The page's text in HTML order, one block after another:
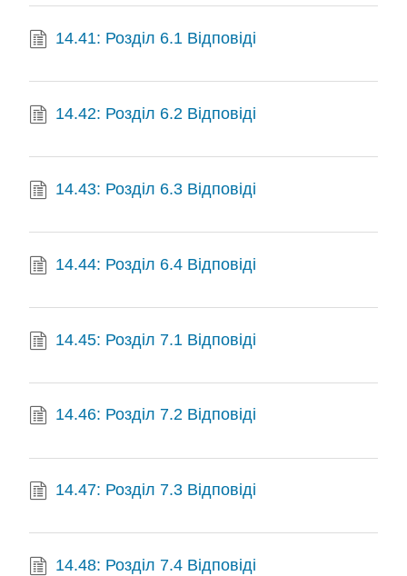
14.41: Розділ 6.1 Відповіді
14.42: Розділ 6.2 Відповіді
14.43: Розділ 6.3 Відповіді
14.44: Розділ 6.4 Відповіді
14.45: Розділ 7.1 Відповіді
14.46: Розділ 7.2 Відповіді
14.47: Розділ 7.3 Відповіді
14.48: Розділ 7.4 Відповіді